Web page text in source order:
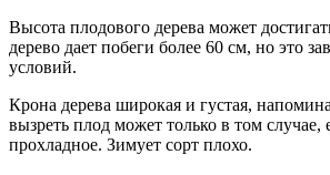
Высота плодового дерева может
дерево дает побеги более 60 см, но это
условий.
Крона дерева широкая и густая,
вызреть плод может только в том случае,
прохладное. Зимует сорт плохо.